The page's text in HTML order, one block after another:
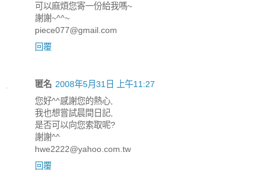
可以麻煩您寄一份給我嗎~
謝謝~^^~
piece077@gmail.com
回覆
匿名 2008年5月31日 上午11:27
您好^^感謝您的熱心,
我也想嘗試晨間日記,
是否可以向您索取呢?
謝謝^^
hwe2222@yahoo.com.tw
回覆